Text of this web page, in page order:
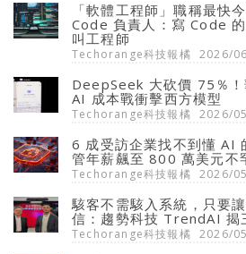
「軟體工程師」職稱最快
Code 負責人：寫 Code
叫工程師
Techorange科技報橘 2026/
DeepSeek 大砍價 75％
AI 成本戰衝擊西方模型
Techorange科技報橘 2026/
6 成受訪企業找不到懂 AI
管年薪飆至 800 萬美元不
Techorange科技報橘 2026/
駭客不需駭入系統，只要
信：趨勢科技 TrendAI 揭
Techorange科技報橘 2026/